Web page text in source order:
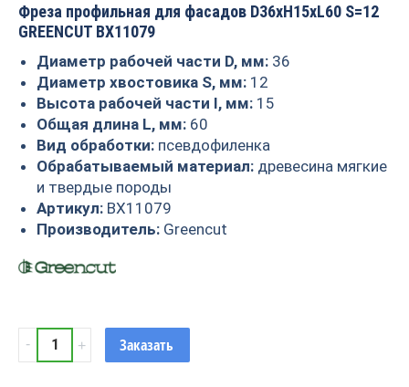
Фреза профильная для фасадов D36xH15xL60 S=12
GREENCUT BX11079
Диаметр рабочей части D, мм: 36
Диаметр хвостовика S, мм: 12
Высота рабочей части I, мм: 15
Общая длина L, мм: 60
Вид обработки: псевдофиленка
Обрабатываемый материал: древесина мягкие
и твердые породы
Артикул: BX11079
Производитель: Greencut
Фреза
профильная
Заказать